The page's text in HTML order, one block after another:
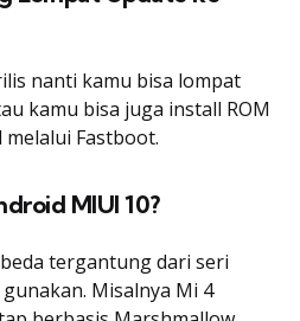
nanti kamu bisa lompat
kamu bisa juga install ROM
melalui Fastboot.
MIUI 10?
tergantung dari seri
Misalnya Mi 4